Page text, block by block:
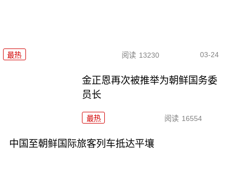
最热 阅读 13230 03-24
金正恩再次被推举为朝鲜国务委
员长
最热 阅读 16554
中国至朝鲜国际旅客列车抵达平壤